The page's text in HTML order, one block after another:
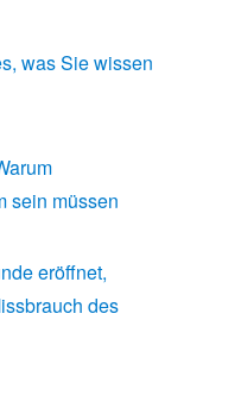
was Sie wissen
sein müssen
eröffnet,
des